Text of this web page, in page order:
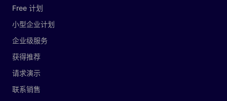
Free 计划
小型企业计划
企业级服务
获得推荐
请求演示
联系销售